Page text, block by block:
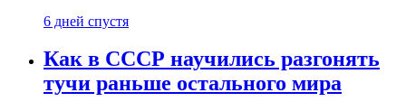
6 дней спустя
Как в СССР научились разгонять
тучи раньше остального мира